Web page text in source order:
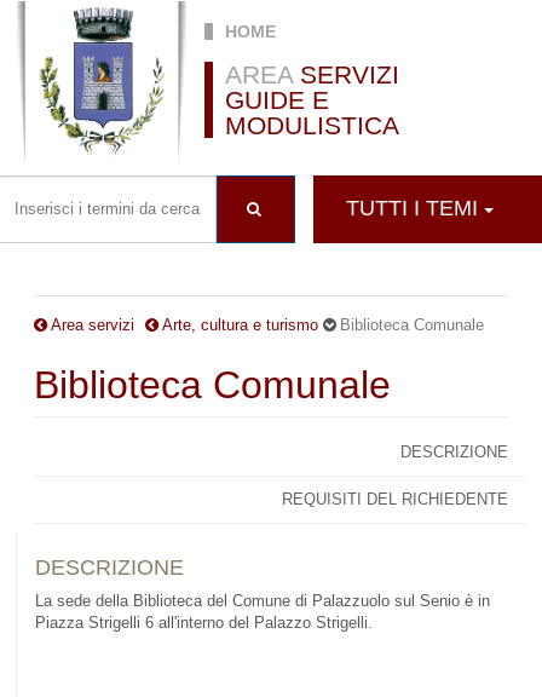
Salta al contenuto principale
HOME
AREASERVIZI
GUIDE E
MODULISTICA
TUTTI I TEMI
Area servizi Arte, cultura e turismo Biblioteca Comunale
Biblioteca Comunale
DESCRIZIONE
REQUISITI DEL RICHIEDENTE
DESCRIZIONE
La sede della Biblioteca del Comune di Palazzuolo sul Senio è in
Piazza Strigelli 6 all'interno del Palazzo Strigelli.